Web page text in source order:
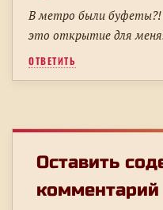
В метро были буфеты?!
это открытие для
ОТВЕТИТЬ
Оставить
комментарий